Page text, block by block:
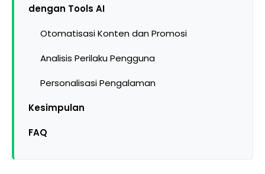
dengan Tools AI
Otomatisasi Konten dan Promosi
Analisis Perilaku Pengguna
Personalisasi Pengalaman
Kesimpulan
FAQ